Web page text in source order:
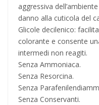
aggressiva
danno alla cuticola del
Glicole decilenico:
colorante e consente
intermedi non reagiti.
Senza Ammoniaca.
Senza Resorcina.
Senza
Senza Conservanti.